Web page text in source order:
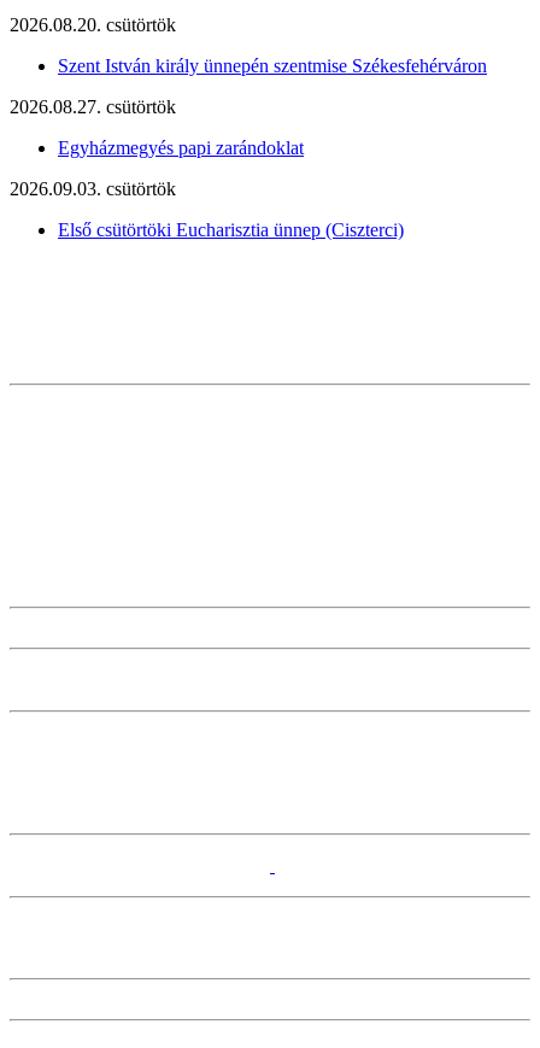
2026.08.20. csütörtök
Szent István király ünnepén szentmise Székesfehérváron
2026.08.27. csütörtök
Egyházmegyés papi zarándoklat
2026.09.03. csütörtök
Első csütörtöki Eucharisztia ünnep (Ciszterci)